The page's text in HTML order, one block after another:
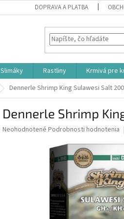
DOPRAVA A PLATBA
Slimáky Rastliny Krmivá pre
Dennerle Shrimp King Sulawesi Salt
Dennerle Shrimp
Priemerné
Neohodnotené Podrobnosti hodnotenia